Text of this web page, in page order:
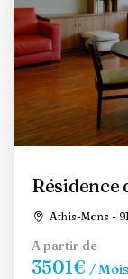
Résidence
Athis-Mons -
A partir de
3501€ / Mois